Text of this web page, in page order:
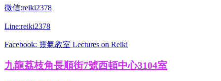
微信:reiki2378
Line:reiki2378
Facebook: 靈氣教室 Lectures on Reiki
九龍荔枝角長順街7號西頓中心3104室